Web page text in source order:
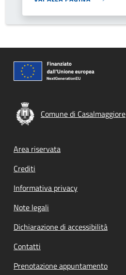
Comune di Casalmaggiore
Footer menu
Area riservata
Crediti
Informativa privacy
Note legali
Dichiarazione di accessibilità
Contatti
Prenotazione appuntamento